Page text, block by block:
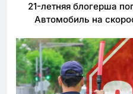
21-летняя блогерша
Автомобиль на